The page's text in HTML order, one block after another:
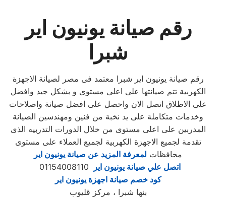
رقم صيانة يونيون اير
شبرا
رقم صيانة يونيون اير شبرا معتمد فى مصر لصيانة الاجهزة
الكهربية تتم صيانتها على اعلى مستوى و بشكل جيد وافضل
على الاطلاق اتصل الان واحصل على افضل صيانة واصلاحات
وخدمات متكاملة على يد نخبة من فنين ومهندسين الصيانة
المدربين على اعلى مستوى من خلال الدورات التدربيه الذى
تقدمة لجميع الاجهزة الكهربية لجميع العملاء على مستوى
محافظات لمعرفة المزيد عن صيانة يونيون اير
اتصل علي صيانة يونيون اير
كود خصم صيانة اجهزة يونيون اير
بنها شبرا ، مركز قليوب